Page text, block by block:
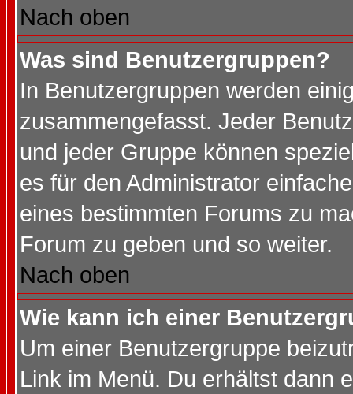
Nach oben
Was sind Benutzergruppen?
In Benutzergruppen werden
zusammengefasst. Jeder
und jeder Gruppe können
es für den Administrator
eines bestimmten Forums zu
Forum zu geben und so weiter.
Nach oben
Wie kann ich einer
Um einer Benutzergruppe
Link im Menü. Du erhältst dann